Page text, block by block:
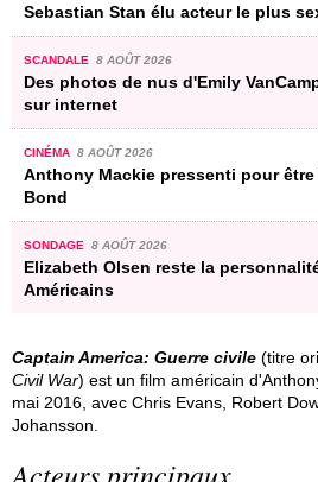
Sebastian Stan élu acteur le plus
SCANDALE 8 AOÛT 2026
Des photos de nus d'Emily
sur internet
CINÉMA 8 AOÛT 2026
Anthony Mackie pressenti pour
Bond
SONDAGE 8 AOÛT 2026
Elizabeth Olsen reste la
Américains
Captain America: Guerre civile (titre
Civil War) est un film américain
mai 2016, avec Chris Evans, Robert
Johansson.
Acteurs principaux